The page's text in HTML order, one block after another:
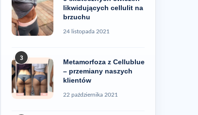
likwidujących cellulit na
brzuchu
24 listopada 2021
3
Metamorfoza z Cellublue
– przemiany naszych
klientów
22 października 2021